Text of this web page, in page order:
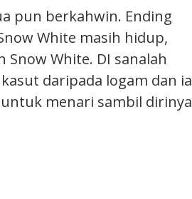
pun berkahwin. Ending
White masih hidup,
White. DI sanalah
daripada logam dan ia
menari sambil dirinya